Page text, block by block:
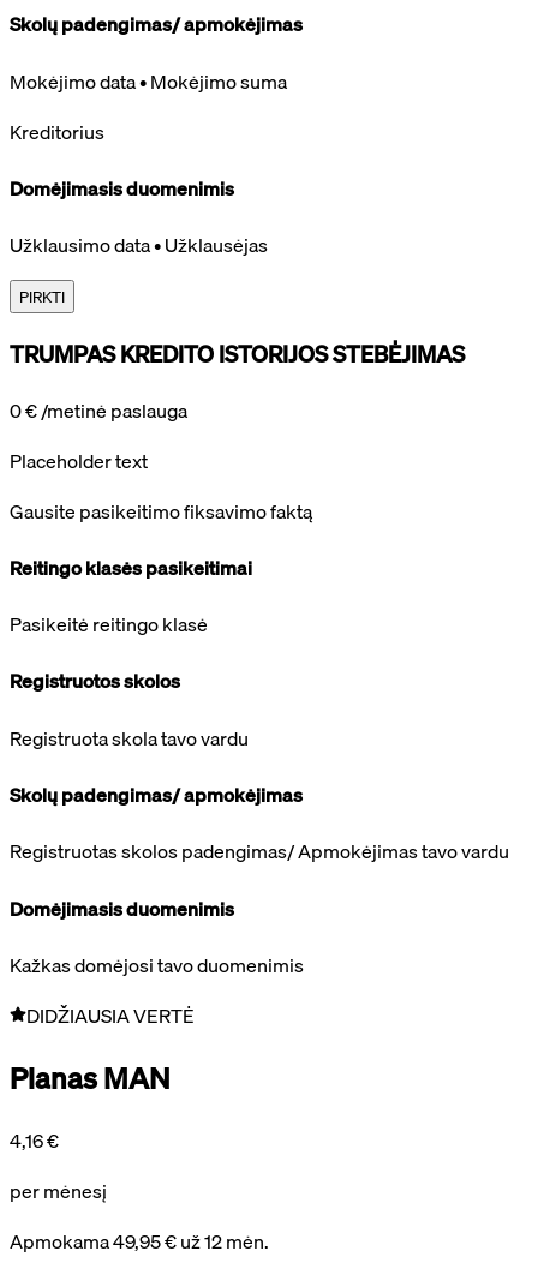
Skolų padengimas/ apmokėjimas
Mokėjimo data • Mokėjimo suma
Kreditorius
Domėjimasis duomenimis
Užklausimo data • Užklausėjas
PIRKTI
TRUMPAS KREDITO ISTORIJOS STEBĖJIMAS
0 €/metinė paslauga
Placeholder text
Gausite pasikeitimo fiksavimo faktą
Reitingo klasės pasikeitimai
Pasikeitė reitingo klasė
Registruotos skolos
Registruota skola tavo vardu
Skolų padengimas/ apmokėjimas
Registruotas skolos padengimas/ Apmokėjimas tavo vardu
Domėjimasis duomenimis
Kažkas domėjosi tavo duomenimis
DIDŽIAUSIA VERTĖ
Planas MAN
4,16 €
per mėnesį
Apmokama 49,95 € už 12 mėn.